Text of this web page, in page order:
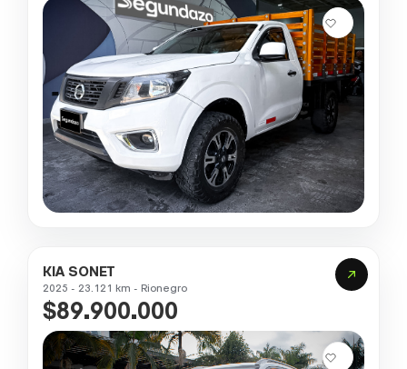
KIA SONET
2025 - 23.121 km - Rionegro
$89.900.000